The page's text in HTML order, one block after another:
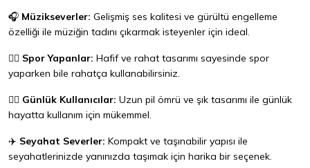
🎧 Müzikseverler: Gelişmiş ses kalitesi ve gürültü engelleme
özelliği ile müziğin tadını çıkarmak isteyenler için ideal.
🏃‍♂️ Spor Yapanlar: Hafif ve rahat tasarımı sayesinde spor
yaparken bile rahatça kullanabilirsiniz.
🚶‍♀️ Günlük Kullanıcılar: Uzun pil ömrü ve şık tasarımı ile günlük
hayatta kullanım için mükemmel.
✈️ Seyahat Severler: Kompakt ve taşınabilir yapısı ile
seyahatlerinizde yanınızda taşımak için harika bir seçenek.